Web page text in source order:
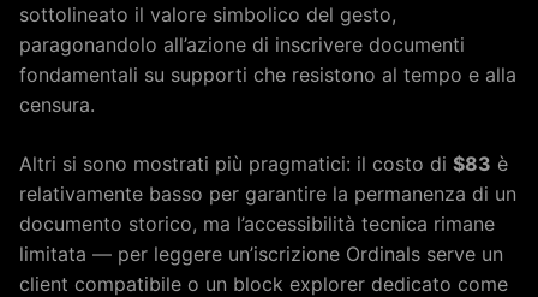
sottolineato il valore simbolico del gesto,
paragonandolo all’azione di inscrivere documenti
fondamentali su supporti che resistono al tempo e alla
censura.
Altri si sono mostrati più pragmatici: il costo di $83 è
relativamente basso per garantire la permanenza di un
documento storico, ma l’accessibilità tecnica rimane
limitata — per leggere un’iscrizione Ordinals serve un
client compatibile o un block explorer dedicato come